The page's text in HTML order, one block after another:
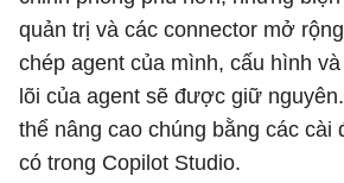
quản trị và các connector mở
chép agent của mình, cấu hình
lõi của agent sẽ được giữ
thể nâng cao chúng bằng các cài
có trong Copilot Studio.